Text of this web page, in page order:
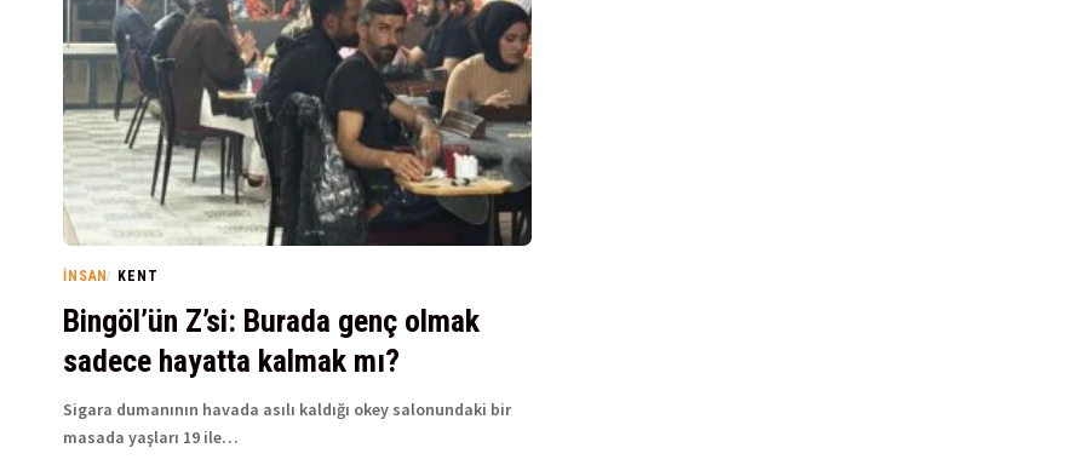
İNSAN KENT
Bingöl’ün Z’si: Burada genç olmak
sadece hayatta kalmak mı?
Sigara dumanının havada asılı kaldığı okey salonundaki bir
masada yaşları 19 ile…